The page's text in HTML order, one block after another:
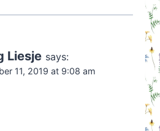
Liesje says:
11, 2019 at 9:08 am